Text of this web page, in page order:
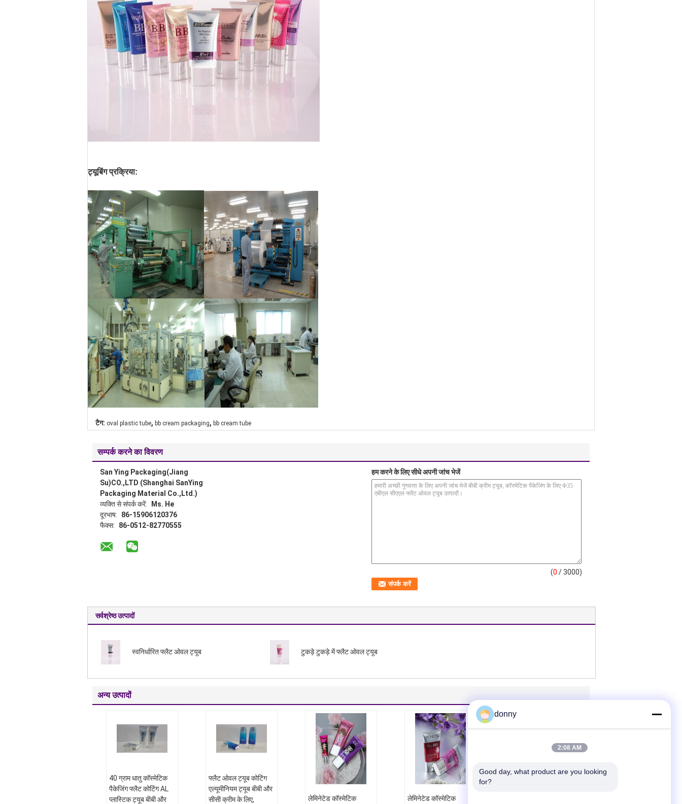
ट्यूबिंग प्रक्रिया:
टैग: oval plastic tube, bb cream packaging, bb cream tube
सम्पर्क करने का विवरण
San Ying Packaging(Jiang
Su)CO.,LTD (Shanghai SanYing
Packaging Material Co.,Ltd.)
व्यक्ति से संपर्क करें:
Ms. He
दूरभाष:
86-15906120376
फैक्स:
86-0512-82770555
हम करने के लिए सीधे अपनी जांच भेजें
(0 / 3000)
सर्वश्रेष्ठ उत्पादों
स्वनिर्धारित फ्लैट ओवल ट्यूब टुकड़े टुकड़े में फ्लैट ओवल ट्यूब
अन्य उत्पादों
40 ग्राम धातु कॉस्मेटिक
पैकेजिंग फ्लैट कोटिंग AL
प्लास्टिक ट्यूब बीबी और
फ्लैट ओवल ट्यूब कोटिंग
एल्यूमीनियम ट्यूब बीबी और
सीसी क्रीम के लिए,
लेमिनेटेड कॉस्मेटिक लेमिनेटेड कॉस्मेटिक
एबीएल सीएएल कॉस्मेटिक्स
donny
2:08 AM
Good day, what product are you looking
for?